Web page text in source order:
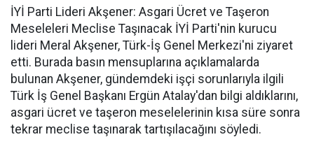
İYİ Parti Lideri Akşener: Asgari Ücret ve Taşeron
Meseleleri Meclise Taşınacak İYİ Parti'nin kurucu
lideri Meral Akşener, Türk-İş Genel Merkezi'ni ziyaret
etti. Burada basın mensuplarına açıklamalarda
bulunan Akşener, gündemdeki işçi sorunlarıyla ilgili
Türk İş Genel Başkanı Ergün Atalay'dan bilgi aldıklarını,
asgari ücret ve taşeron meselelerinin kısa süre sonra
tekrar meclise taşınarak tartışılacağını söyledi.